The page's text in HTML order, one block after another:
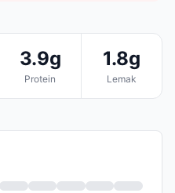
3.9g
Protein
1.8g
Lemak